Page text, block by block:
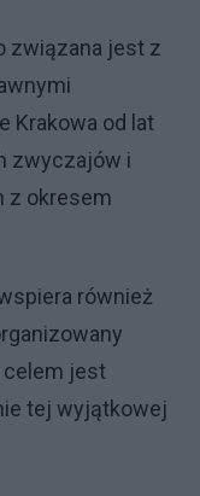
związana jest z
Krakowa od lat
zwyczajów i
z okresem
również
celem jest
tej wyjątkowej